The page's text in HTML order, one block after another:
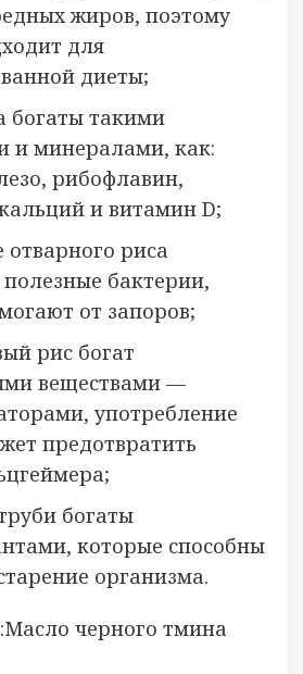
жиров, поэтому
для
диеты;
богаты такими
и минералами, как:
рибофлавин,
и витамин D;
отварного риса
бактерии,
от запоров;
рис богат
веществами —
употребление
предотвратить
богаты
которые способны
организма.
черного тмина